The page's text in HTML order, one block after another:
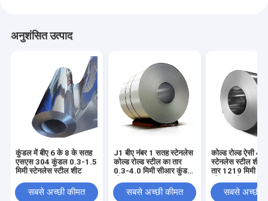
अनुशंसित उत्पाद
कुंडल में बीए 6 के 8 के सतह
एसएस 304 कुंडल 0.3-1.5
मिमी स्टेनलेस स्टील शीट
सबसे अच्छी कीमत
J1 बीए नंबर 1 सतह स्टेनलेस
कोल्ड रोल्ड स्टील का तार
0.3-4.0 मिमी सीआर कुंडल
सबसे अच्छी कीमत
कोल्ड रोल्ड ऐसी
स्टेनलेस स्टील शीट
तार 1219 मिमी
सबसे अच्छी